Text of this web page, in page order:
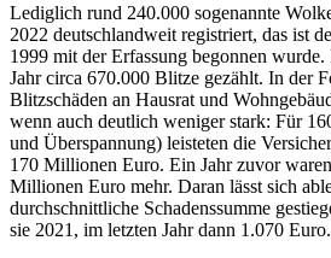
Lediglich rund 240.000 sogenannte
2022 deutschlandweit registriert, das ist
1999 mit der Erfassung begonnen
Jahr circa 670.000 Blitze gezählt. In der
Blitzschäden an Hausrat und
wenn auch deutlich weniger stark: Für
und Überspannung) leisteten die
170 Millionen Euro. Ein Jahr zuvor
Millionen Euro mehr. Daran lässt sich
durchschnittliche Schadenssumme
sie 2021, im letzten Jahr dann 1.070 Euro.